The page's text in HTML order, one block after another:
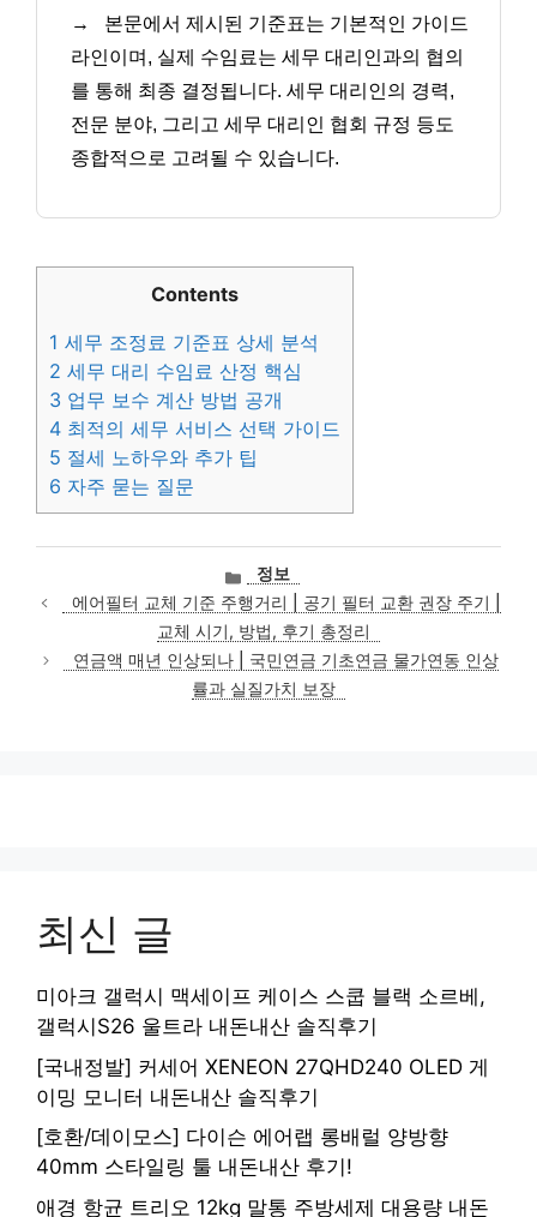
→
본문에서 제시된 기준표는 기본적인 가이드
라인이며, 실제 수임료는 세무 대리인과의 협의
를 통해 최종 결정됩니다. 세무 대리인의 경력,
전문 분야, 그리고 세무 대리인 협회 규정 등도
종합적으로 고려될 수 있습니다.
Contents
1 세무 조정료 기준표 상세 분석
2 세무 대리 수임료 산정 핵심
3 업무 보수 계산 방법 공개
4 최적의 세무 서비스 선택 가이드
5 절세 노하우와 추가 팁
6 자주 묻는 질문
카
테
고
리
정보
에어필터 교체 기준 주행거리 | 공기 필터 교환 권장 주기 |
교체 시기, 방법, 후기 총정리
연금액 매년 인상되나 | 국민연금 기초연금 물가연동 인상
률과 실질가치 보장
최신 글
미아크 갤럭시 맥세이프 케이스 스쿱 블랙 소르베,
갤럭시S26 울트라 내돈내산 솔직후기
[국내정발] 커세어 XENEON 27QHD240 OLED 게
이밍 모니터 내돈내산 솔직후기
[호환/데이모스] 다이슨 에어랩 롱배럴 양방향
40mm 스타일링 툴 내돈내산 후기!
애경 항균 트리오 12kg 말통 주방세제 대용량 내돈